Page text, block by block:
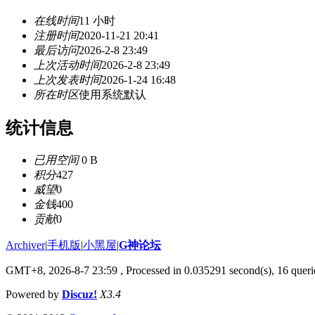
在线时间11 小时
注册时间2020-11-21 20:41
最后访问2026-2-8 23:49
上次活动时间2026-2-8 23:49
上次发表时间2026-1-24 16:48
所在时区使用系统默认
统计信息
已用空间0 B
积分427
威望0
金钱400
贡献0
Archiver|手机版|小黑屋|G神论坛
GMT+8, 2026-8-7 23:59 , Processed in 0.035291 second(s), 16
Powered by Discuz! X3.4